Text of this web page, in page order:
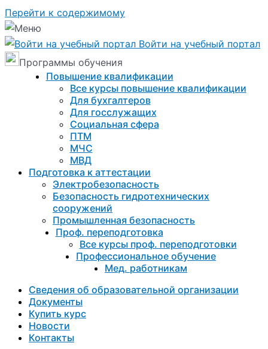
Перейти к содержимому
Войти на учебный портал
Программы обучения
Повышение квалификации
Все курсы повышение квалификации
Для бухгалтеров
Для госслужащих
Социальная сфера
ПТМ
МЧС
МВД
Подготовка к aттестации
Электробезопасность
Безопасность гидротехнических
сооружений
Промышленная безопасность
Проф. переподготовка
Все курсы проф. переподготовки
Профессиональное обучение
Мед. работникам
Сведения об образовательной организации
Документы
Купить курс
Новости
Контакты